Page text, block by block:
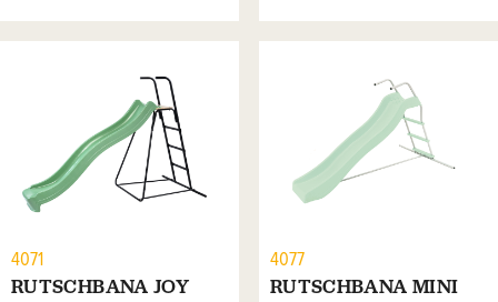
4071
RUTSCHBANA JOY
4077
RUTSCHBANA MINI